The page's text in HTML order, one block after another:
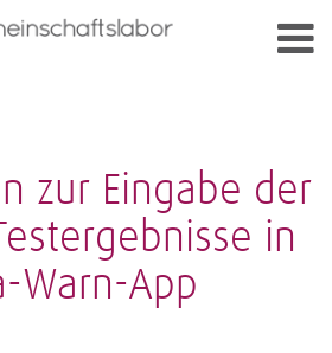
zur Eingabe der
in
Warn-App